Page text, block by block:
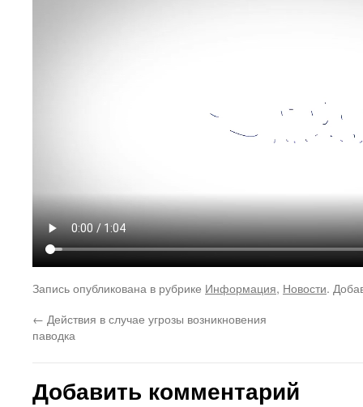
Запись опубликована в рубрике Информация, Новости.
← Действия в случае угрозы возникновения
паводка
Добавить комментарий